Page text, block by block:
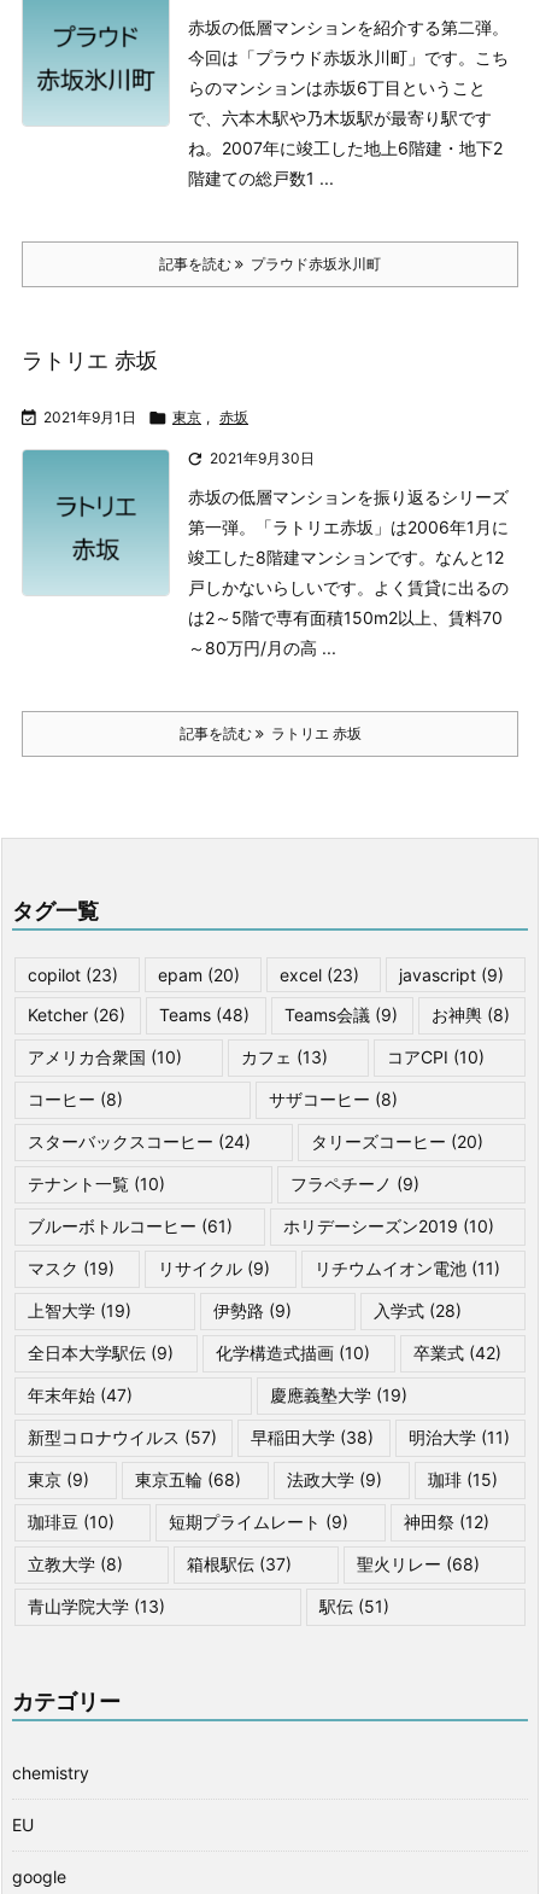
赤坂の低層マンションを紹介する第二弾。
今回は「プラウド赤坂氷川町」です。
こち
らのマンションは赤坂6丁目ということ
で、六本木駅や乃木坂駅が最寄り駅です
ね。 2007年に竣工した地上6階建・地下2
階建ての総戸数1 ...
記事を読む プラウド赤坂氷川町
ラトリエ 赤坂
 2021年9月1日  東京 , 赤坂
 2021年9月30日
赤坂の低層マンションを振り返るシリーズ
第一弾。「ラトリエ赤坂」は2006年1月に
竣工した8階建マンションです。なんと12
戸しかないらしいです。
よく賃貸に出るの
は2～5階で専有面積150m2以上、賃料70
～80万円/月の高 ...
記事を読む ラトリエ 赤坂
タグ一覧
copilot (23) epam (20) excel (23) javascript (9)
Ketcher (26) Teams (48) Teams会議 (9) お神輿(8)
アメリカ合衆国 (10) カフェ (13) コアCPI (10)
コーヒー (8) サザコーヒー (8)
スターバックスコーヒー (24) タリーズコーヒー (20)
テナント一覧 (10) フラペチーノ (9)
ブルーボトルコーヒー (61) ホリデーシーズン2019 (10)
マスク (19) リサイクル (9) リチウムイオン電池(11)
上智大学 (19) 伊勢路 (9) 入学式 (28)
全日本大学駅伝 (9) 化学構造式描画 (10) 卒業式(42)
年末年始 (47) 慶應義塾大学(19)
新型コロナウイルス (57) 早稲田大学 (38) 明治大学(11)
東京 (9) 東京五輪 (68) 法政大学 (9) 珈琲 (15)
珈琲豆 (10) 短期プライムレート (9) 神田祭(12)
立教大学 (8) 箱根駅伝 (37) 聖火リレー (68)
青山学院大学 (13) 駅伝 (51)
カテゴリー
chemistry
EU
google